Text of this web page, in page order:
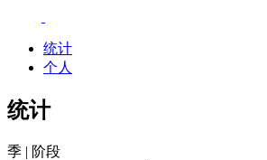
统计
个人
统计
季 | 阶段